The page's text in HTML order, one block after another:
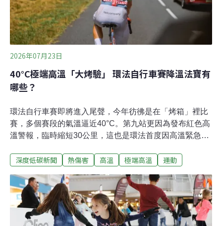
2026年07月23日
40°C極端高溫「大烤驗」 環法自行車賽降溫法寶有
哪些？
環法自行車賽即將進入尾聲，今年彷彿是在「烤箱」裡比
賽，多個賽段的氣溫逼近40°C。第九站更因為發布紅色高
溫警報，臨時縮短30公里，這也是環法首度因高溫緊急縮
度授權地方首長，必要時可以取消賽段。各車隊紛紛搬出
擊環法環法是三大自行車環賽之一，每年夏天舉辦，比賽
期間約一個月，賽段分為四大類：平地、丘陵、高山及個
人與團體計時賽，合計共21個賽段。據《路透社》報導，
7月12日法國中部發布紅色高溫警報，預計午後氣溫會高
深度低碳新聞 熱傷害 高溫 極端高溫 運動